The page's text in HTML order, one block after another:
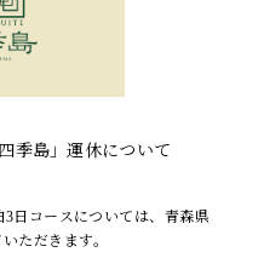
季島」運休について
日コースについては、青森県
ただきます。